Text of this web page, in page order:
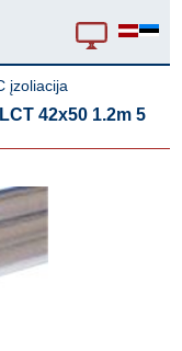
įzoliacija
42x50 1.2m 5